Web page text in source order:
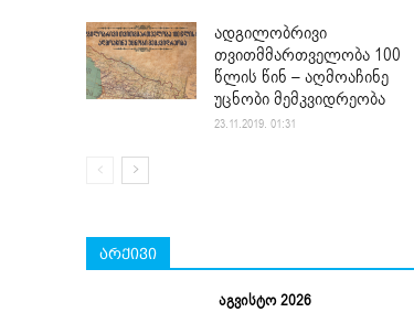
ადგილობრივი
თვითმმართველობა 100
წლის წინ – აღმოაჩინე
უცნობი მემკვიდრეობა
23.11.2019. 01:31
არქივი
აგვისტო 2026